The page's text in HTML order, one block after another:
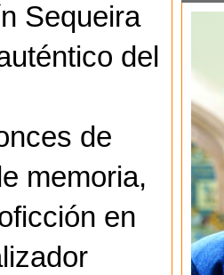
Sequeira
del
de
memoria,
en